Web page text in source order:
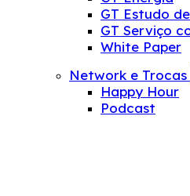
GT Estudo
GT Serviço
White Paper
Network e Trocas
Happy Hour
Podcast